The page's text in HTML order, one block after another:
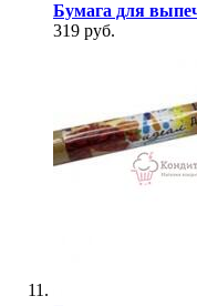
Бумага для
319 руб.